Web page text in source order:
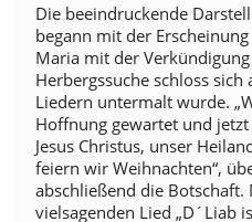
Die beeindruckende
begann mit der
Maria mit der
Herbergssuche schloss
Liedern untermalt wurde.
Hoffnung gewartet und
Jesus Christus, unser
feiern wir Weihnachten“,
abschließend die
vielsagenden Lied „D´Liab